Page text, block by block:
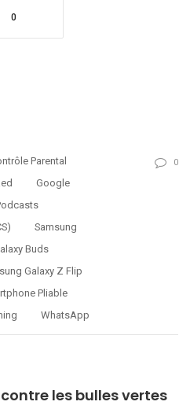
0
Parental
Google
Samsung
Buds
Galaxy Z Flip
Pliable
WhatsApp
0
les bulles vertes